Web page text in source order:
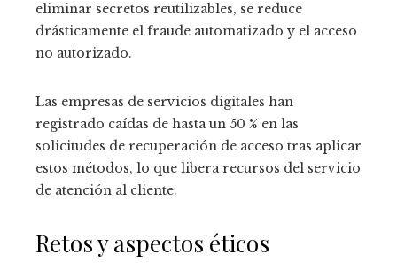
eliminar secretos reutilizables, se reduce
drásticamente el fraude automatizado y el acceso
no autorizado.
Las empresas de servicios digitales han
registrado caídas de hasta un 50 % en las
solicitudes de recuperación de acceso tras aplicar
estos métodos, lo que libera recursos del servicio
de atención al cliente.
Retos y aspectos éticos